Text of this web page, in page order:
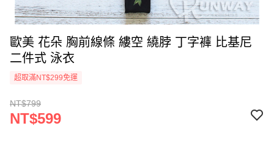
歐美 花朵 胸前線條 縷空 繞脖 丁字褲 比基尼
二件式 泳衣
超取滿NT$299免運
NT$799
NT$599